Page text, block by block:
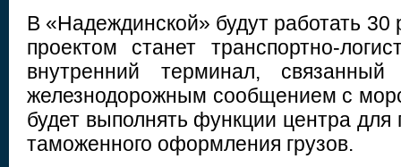
В «Надеждинской» будут работать
проектом станет транспортно-
внутренний терминал,
железнодорожным сообщением с
будет выполнять функции центра для
таможенного оформления грузов.